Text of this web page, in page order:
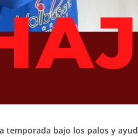
temporada bajo los palos y